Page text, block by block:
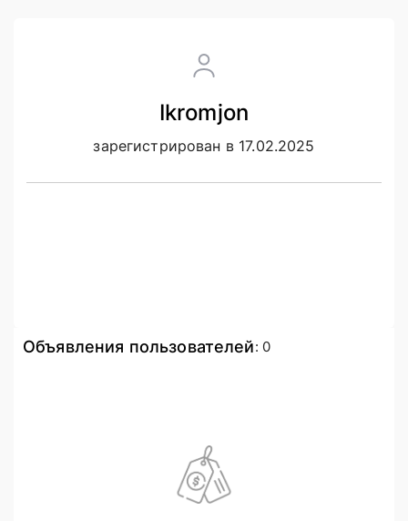
Ikromjon
зарегистрирован в 17.02.2025
Объявления пользователей: 0